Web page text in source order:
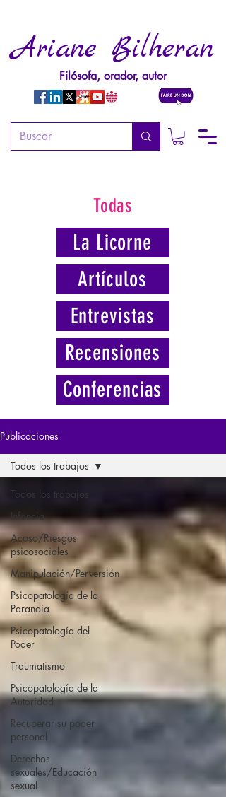
Ariane Bilheran
Filósofa, orador, autor
Todas
La Licorne
Artículos
Entrevistas
Recensiones
Conferencias
Publicaciones
Todos los trabajos
Infancia
Acoso/Riesgos
psicosociales
Manipulación/Perversión
Psicopatología de la
Paranoia
Psicopatología del
Poder
Traumatismo
Psicopatología de la
Autoridad
Recuperar su poder
personal
Derechos
sexuales/Educación
sexual
Todos los trabajos